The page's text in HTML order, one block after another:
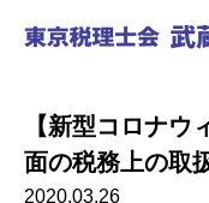
【新型コロナウ
面の税務上の取
2020.03.26